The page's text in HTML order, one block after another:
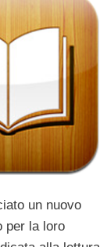
un nuovo
per la loro